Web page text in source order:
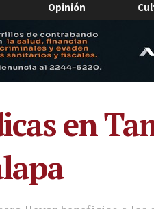
Opinión
en